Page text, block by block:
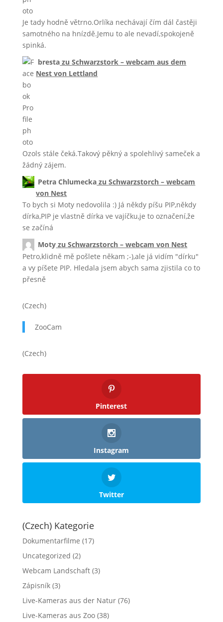
Je tady hodně větrno.Orlíka nechávají čím dál častěji
samotného na hnízdě.Jemu to ale nevadí,spokojeně
spinká.
bresta zuSchwarzstork – webcam aus dem
Nest von Lettland
Ozols stále čeká.Takový pěkný a spolehlivý sameček a
žádný zájem.
Petra Chlumecka zuSchwarzstorch – webcam
von Nest
To bych si Moty nedovolila :) Já někdy píšu PIP,někdy
dírka,PIP je vlastně dírka ve vajíčku,je to označení,že
se začíná
Moty zuSchwarzstorch – webcam von Nest
Petro,klidně mě pošlete někam ;-),ale já vidím "dírku"
a vy píšete PIP. Hledala jsem abych sama zjistila co to
přesně
(Czech)
ZooCam
(Czech)
Pinterest
Instagram
Twitter
(Czech) Kategorie
Dokumentarfilme (17)
Uncategorized (2)
Webcam Landschaft(3)
Zápisník(3)
Live-Kameras aus der Natur(76)
Live-Kameras aus Zoo(38)